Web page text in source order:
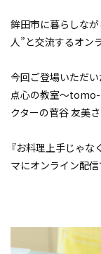
鉾田市に暮らしな
人”と交流するオン
今回ご登場いただい
点心の教室～
クターの菅谷 友美
『お料理上手じゃな
マにオンライン配